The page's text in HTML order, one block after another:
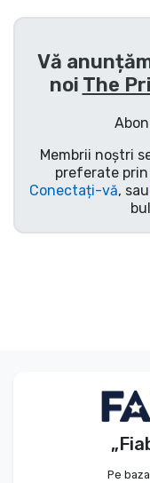
Vă
noi The
Membrii noștri
preferate prin
Conectați-vă, sau
Pe
Sortare după
Sortare după
Sortare
Sortare după
Sortare